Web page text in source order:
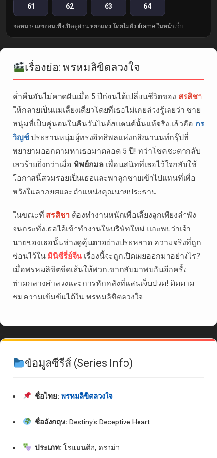
61 62 63 64
กดหมายเลขตอนเพื่อเปิดดูผ่าน หยกแดง โดยไม่ฝัง iframe ในหน้าเว็บ
เรื่องย่อ: พรหมลิขิตลวงใจ
ค่ำคืนอันไม่คาดฝันเมื่อ 5 ปีก่อนได้เปลี่ยนชีวิตของ สรสิชา
ให้กลายเป็นแม่เลี้ยงเดี่ยวโดยที่เธอไม่เคยล่วงรู้เลยว่า ชาย
หนุ่มที่เป็นคู่นอนในคืนวันไนต์สแตนด์นั้นแท้จริงแล้วคือ กร
วิญช์ ประธานหนุ่มผู้ทรงอิทธิพลแห่งกสิณานนท์กรุ๊ปที่
พยายามออกตามหาเธอมาตลอด 5 ปี! ทว่าโชคชะตากลับ
เลวร้ายยิ่งกว่าเมื่อ ทิพย์กมล เพื่อนสนิทที่เธอไว้ใจกลับใช้
โอกาสนี้สวมรอยเป็นเธอและพาลูกชายเข้าไปแทนที่เพื่อ
หวังในลาภยศและตำแหน่งคุณนายประธาน
ในขณะที่ สรสิชา ต้องทำงานหนักเพื่อเลี้ยงลูกเพียงลำพัง
จนกระทั่งเธอได้เข้าทำงานในบริษัทใหม่ และพบว่าเจ้า
นายของเธอนั้นช่างดูคุ้นตาอย่างประหลาด ความจริงที่ถูก
ซ่อนไว้ใน มินิซีรี่ย์จีนเรื่องนี้จะถูกเปิดเผยออกมาอย่างไร?
เมื่อพรหมลิขิตขีดเส้นให้พวกเขากลับมาพบกันอีกครั้ง
ท่ามกลางคำลวงและการหักหลังที่แสนเจ็บปวด! ติดตาม
ชมความเข้มข้นได้ใน พรหมลิขิตลวงใจ
ข้อมูลซีรีส์ (Series Info)
ชื่อไทย: พรหมลิขิตลวงใจ
ชื่ออังกฤษ: Destiny’s Deceptive Heart
ประเภท: โรแมนติก, ดราม่า